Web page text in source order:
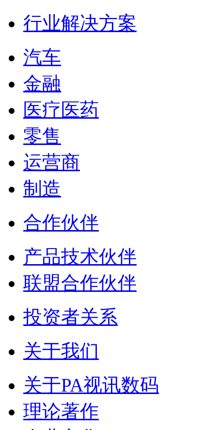
行业解决方案
汽车
金融
医疗医药
零售
运营商
制造
合作伙伴
产品技术伙伴
联盟合作伙伴
投资者关系
关于我们
关于PA视讯数码
理论著作